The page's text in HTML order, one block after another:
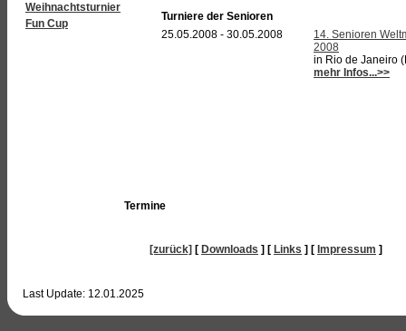
Weihnachtsturnier
Fun Cup
Turniere der Senioren
25.05.2008 - 30.05.2008
14. Senioren
2008
in Rio de Janeiro
mehr Infos...>>
Termine
[zurück] [ Downloads ] [ Links ] [ Impressum ]
Last Update: 12.01.2025